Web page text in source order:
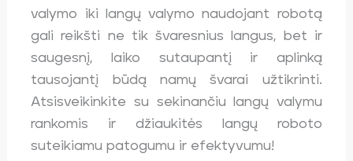
valymo iki langų valymo naudojant robotą
gali reikšti ne tik švaresnius langus, bet ir
saugesnį, laiko sutaupantį ir aplinką
tausojantį būdą namų švarai užtikrinti.
Atsisveikinkite su sekinančiu langų valymu
rankomis ir džiaukitės langų roboto
suteikiamu patogumu ir efektyvumu!